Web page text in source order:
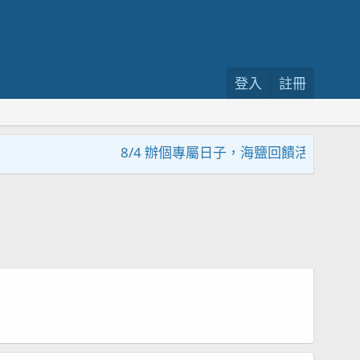
登入 註冊
8/4 辦個專屬日子，海鹽回饋活動，大家趕